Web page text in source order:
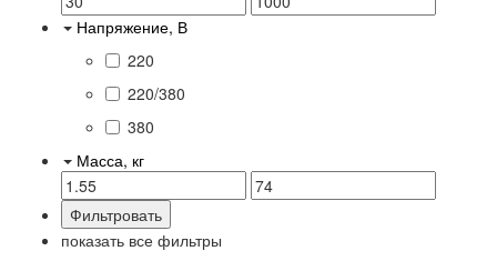
Напряжение, В
220
220/380
380
Масса, кг
показать все фильтры